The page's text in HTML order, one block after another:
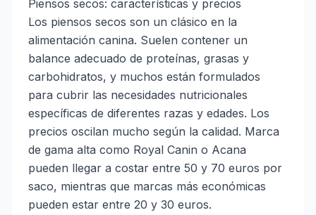
Piensos secos: características y precios
Los piensos secos son un clásico en la
alimentación canina. Suelen contener un
balance adecuado de proteínas, grasas y
carbohidratos, y muchos están formulados
para cubrir las necesidades nutricionales
específicas de diferentes razas y edades. Los
precios oscilan mucho según la calidad. Marca
de gama alta como Royal Canin o Acana
pueden llegar a costar entre 50 y 70 euros por
saco, mientras que marcas más económicas
pueden estar entre 20 y 30 euros.